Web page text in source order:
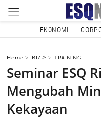
EKONOMI
Home BIZ> TRAINING
Seminar ESQ
Mengubah
Kekayaan